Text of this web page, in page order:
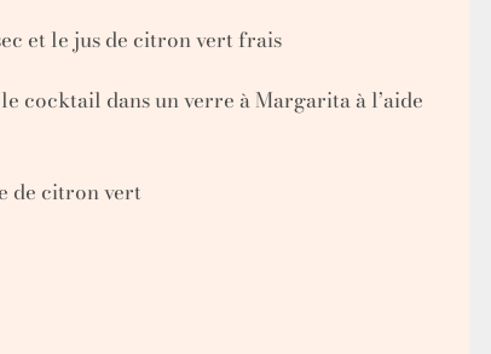
et le jus de citron vert frais
cocktail dans un verre à Margarita à l’aide
de citron vert